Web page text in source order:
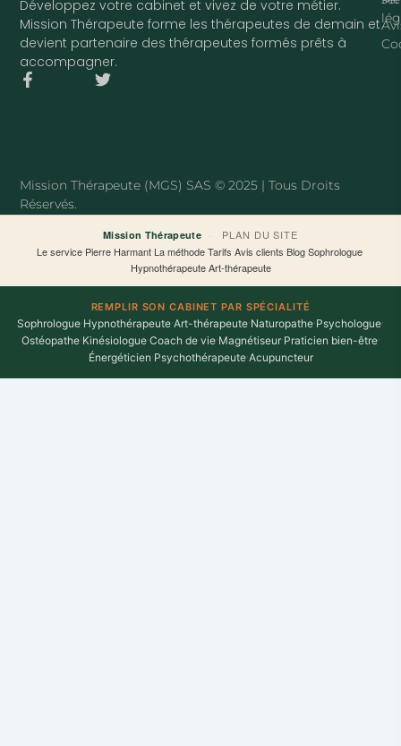
Développez votre cabinet et vivez de votre métier.
Mission Thérapeute forme les thérapeutes de demain et
devient partenaire des thérapeutes formés prêts à
accompagner.
F
k
-
T
Mission Thérapeute (MGS) SAS © 2025 | Tous Droits
Réservés.
Mission Thérapeute ·
PLAN DU SITE
Le service·Pierre Harmant·La méthode·Tarifs·Avis clients·Blog·Sophrologue·
Hypnothérapeute·Art-thérapeute
REMPLIR SON CABINET PAR SPÉCIALITÉ
Sophrologue·Hypnothérapeute·Art-thérapeute·Naturopathe·Psychologue·
Ostéopathe·Kinésiologue·Coach de vie·Magnétiseur·Praticien bien-être·
Énergéticien·Psychothérapeute·Acupuncteur